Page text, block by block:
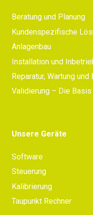
Beratung und Planung
Kundenspezifische
Anlagenbau
Installation und
Reparatur, Wartung
Validierung – Die
Unsere Geräte
Software
Steuerung
Kalibrierung
Taupunkt Rechner